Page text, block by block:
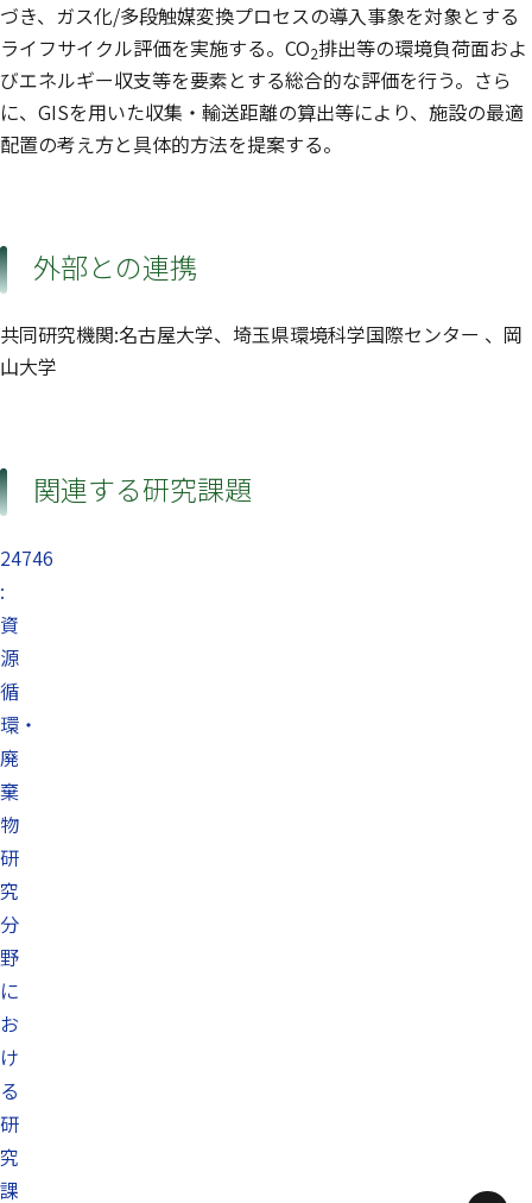
づき、ガス化/多段触媒変換プロセスの導入事象を対象とする
ライフサイクル評価を実施する。CO2排出等の環境負荷面およ
びエネルギー収支等を要素とする総合的な評価を行う。さら
に、GISを用いた収集・輸送距離の算出等により、施設の最適
配置の考え方と具体的方法を提案する。
外部との連携
共同研究機関:名古屋大学、埼玉県環境科学国際センター 、岡
山大学
関連する研究課題
24746
:
資
源
循
環・
廃
棄
物
研
究
分
野
に
お
け
る
研
究
課